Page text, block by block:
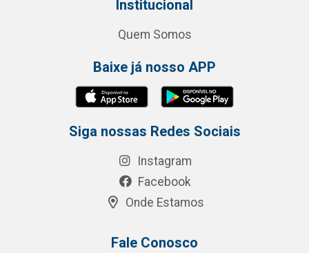
Institucional
Quem Somos
Baixe já nosso APP
Siga nossas Redes Sociais
Instagram
Facebook
Onde Estamos
Fale Conosco